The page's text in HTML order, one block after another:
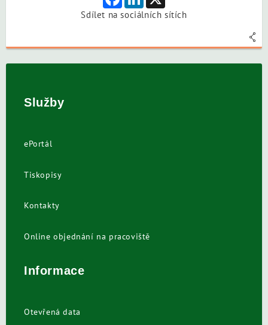
Sdílet na sociálních sítích
Služby
ePortál
Tiskopisy
Kontakty
Online objednání na pracoviště
Informace
Otevřená data